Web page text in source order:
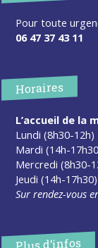
Pour toute
06 47 37 43 11
Horaires
L’accueil de la
Lundi (8h30-12h)
Mardi (14h-
Mercredi (8h30-
Jeudi (14h-17h30)
Sur rendez-vous